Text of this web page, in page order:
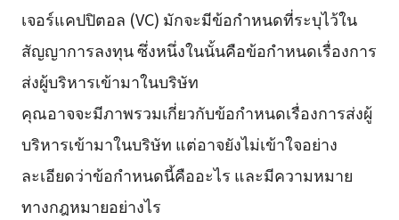
เจอร์แคปปิตอล (VC) มักจะมีข้อกำหนดที่ระบุไว้ใน
สัญญาการลงทุน ซึ่งหนึ่งในนั้นคือข้อกำหนดเรื่องการ
ส่งผู้บริหารเข้ามาในบริษัท
คุณอาจจะมีภาพรวมเกี่ยวกับข้อกำหนดเรื่องการส่งผู้
บริหารเข้ามาในบริษัท แต่อาจยังไม่เข้าใจอย่าง
ละเอียดว่าข้อกำหนดนี้คืออะไร และมีความหมาย
ทางกฎหมายอย่างไร